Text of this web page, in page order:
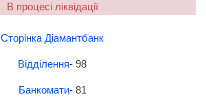
В процесі ліквідації
Сторінка Діамантбанк
Відділення- 98
Банкомати- 81